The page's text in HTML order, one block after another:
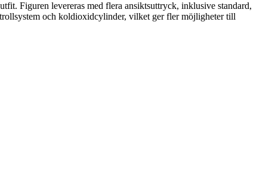
Figuren levereras med flera ansiktsuttryck, inklusive standard,
och koldioxidcylinder, vilket ger fler möjligheter till